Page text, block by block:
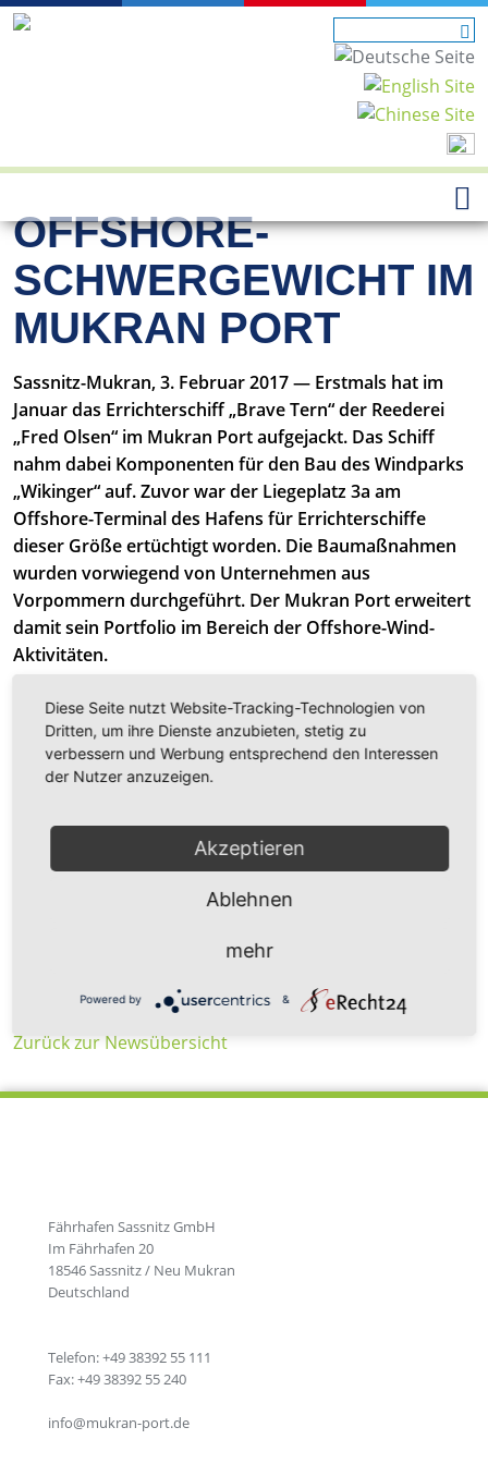
OFFSHORE-
SCHWERGEWICHT IM
MUKRAN PORT
Sassnitz-Mukran, 3. Februar 2017 — Erstmals hat im
Januar das Errichterschiff „Brave Tern“ der Reederei
„Fred Olsen“ im Mukran Port aufgejackt. Das Schiff
nahm dabei Komponenten für den Bau des Windparks
„Wikinger“ auf. Zuvor war der Liegeplatz 3a am
Offshore-Terminal des Hafens für Errichterschiffe
dieser Größe ertüchtigt worden. Die Baumaßnahmen
wurden vorwiegend von Unternehmen aus
Vorpommern durchgeführt. Der Mukran Port erweitert
damit sein Portfolio im Bereich der Offshore-Wind-
Aktivitäten.
Etwa ein Jahr nahmen Planung und Durchführung der
komplexen Seebodenertüchtigungsmaßnahme in
Anspruch, bevor diese pünktlich vor dem Einlaufen der
„Brave Tern“ abgeschlossen werden konnte. Als
Ingenieursgesellschaft mbH und die AIU Architekten-
und Ingenieurunion Stralsund GmbH tätig. Die bauliche
Umsetzung übernahm die mit einer Niederlassung in
Wasserbau GmbH & Co. KG.
Zurück zur Newsübersicht
Fährhafen Sassnitz GmbH
Im Fährhafen 20
18546 Sassnitz / Neu Mukran
Deutschland
Telefon: +49 38392 55 111
Fax: +49 38392 55 240
info@mukran-port.de
Diese Seite nutzt Website-Tracking-Technologien von
Dritten, um ihre Dienste anzubieten, stetig zu
verbessern und Werbung entsprechend den Interessen
der Nutzer anzuzeigen.
Akzeptieren
Ablehnen
mehr
Powered by &